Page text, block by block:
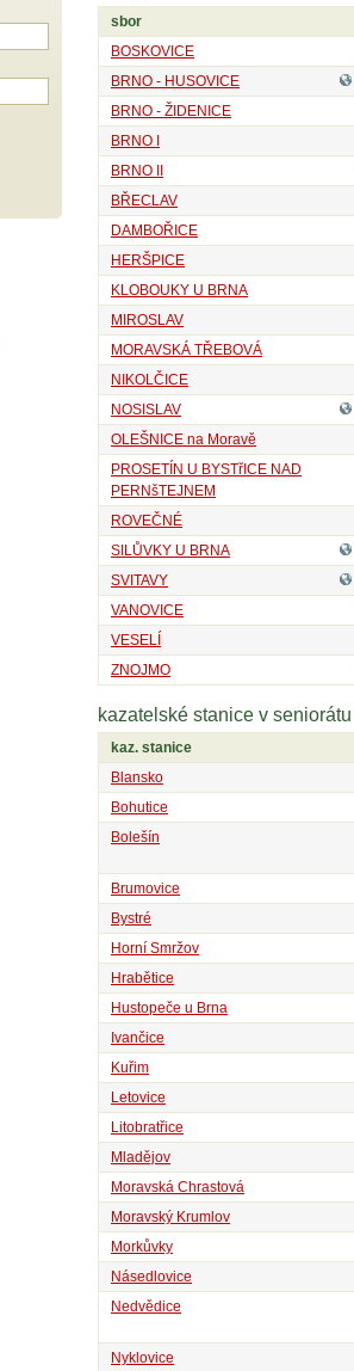
sbor
BOSKOVICE
BRNO - HUSOVICE
BRNO - ŽIDENICE
BRNO I
BRNO II
BŘECLAV
DAMBOŘICE
HERŠPICE
KLOBOUKY U BRNA
MIROSLAV
MORAVSKÁ TŘEBOVÁ
NIKOLČICE
NOSISLAV
OLEŠNICE na Moravě
PROSETÍN U BYSTřICE NAD
PERNšTEJNEM
ROVEČNÉ
SILŮVKY U BRNA
SVITAVY
VANOVICE
VESELÍ
ZNOJMO
kazatelské stanice v seniorátu
kaz. stanice
Blansko
Bohutice
Bolešín
Brumovice
Bystré
Horní Smržov
Hrabětice
Hustopeče u Brna
Ivančice
Kuřim
Letovice
Litobratřice
Mladějov
Moravská Chrastová
Moravský Krumlov
Morkůvky
Násedlovice
Nedvědice
Nyklovice